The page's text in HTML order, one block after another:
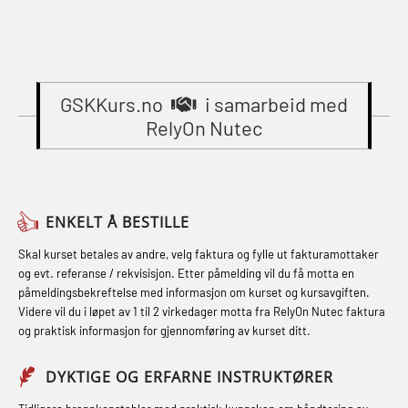
Breathing System (CA-EBS) Initial
Deployment (OBS119)
Compressed Air Emergency
Fallsikring (FAR108)
Førstehjelp – repetisjon (OFA102)
Førstehjelp grunnkurs (OFABLE101)
GOC sertifikat grunnleggende
sikkerhetskurs for offiserer
(MBSBLE024)
STCW Oppdatering videregående
(MBSBLE021)
STCW kombi oppdatering offiserer
og med.behandling (MBS134)
STCW Kombi Oppdatering Offiserer
og Medisinsk Behandling med
Webinar (MBS1341)
Grunnkurs Industrivern (LSC115)
Grunnkurs Røykdykking Industrivern
inkl. brannslukning (FSC121)
Hjertestarter brukerkurs (OFA107)
Røykdykking industrivern –
repetisjon (LFI105)
Sikkerhetskurs for ansatte på
oppdrettsanlegg (LBS100)
GSKKurs.no
i samarbeid med
RelyOn Nutec
ENKELT Å BESTILLE
Skal kurset betales av andre, velg faktura og fylle ut fakturamottaker
og evt. referanse / rekvisisjon. Etter påmelding vil du få motta en
påmeldingsbekreftelse med informasjon om kurset og kursavgiften.
Videre vil du i løpet av 1 til 2 virkedager motta fra RelyOn Nutec faktura
og praktisk informasjon for gjennomføring av kurset ditt.
DYKTIGE OG ERFARNE INSTRUKTØRER